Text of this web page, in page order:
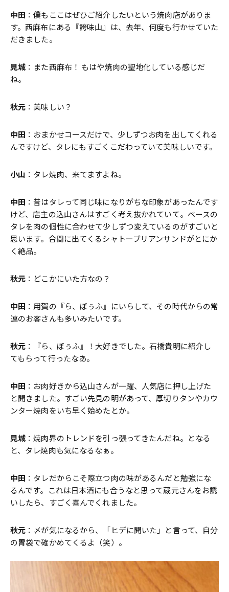
中田 ：僕もここはぜひご紹介したいという焼肉店がありま
す。西麻布にある『誇味山』は、去年、何度も行かせていた
だきました。
見城 ：また西麻布！ もはや焼肉の聖地化している感じだ
ね。
秋元 ：美味しい？
中田 ：おまかせコースだけで、少しずつお肉を出してくれる
んですけど、タレにもすごくこだわっていて美味しいです。
小山 ：タレ焼肉、来てますよね。
中田 ：昔はタレって同じ味になりがちな印象があったんです
けど、店主の込山さんはすごく考え抜かれていて。ベースの
タレを肉の個性に合わせて少しずつ変えているのがすごいと
思います。合間に出てくるシャトーブリアンサンドがとにか
く絶品。
秋元 ：どこかにいた方なの？
中田 ：用賀の『ら、ぼぅふ』にいらして、その時代からの常
連のお客さんも多いみたいです。
秋元 ：『ら、ぼぅふ』！大好きでした。石橋貴明に紹介し
てもらって行ったなあ。
中田 ：お肉好きから込山さんが一躍、人気店に押し上げた
と聞きました。すごい先見の明があって、厚切りタンやカウ
ンター焼肉をいち早く始めたとか。
見城 ：焼肉界のトレンドを引っ張ってきたんだね。となる
と、タレ焼肉も気になるなぁ。
中田 ：タレだからこそ際立つ肉の味があるんだと勉強にな
るんです。これは日本酒にも合うなと思って蔵元さんをお誘
いしたら、すごく喜んでくれました。
秋元 ：〆が気になるから、「ヒデに聞いた」と言って、自分
の胃袋で確かめてくるよ（笑）。